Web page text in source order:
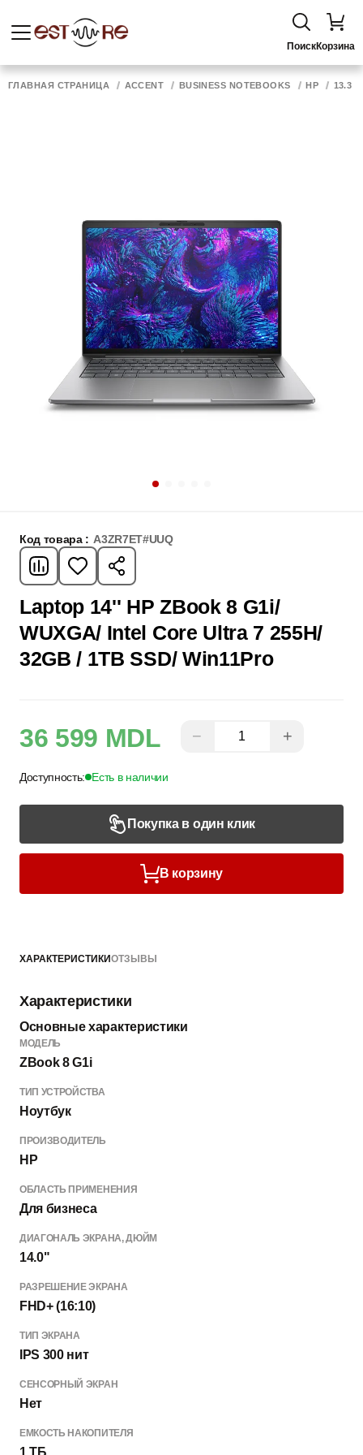
ПоискКорзина
ГЛАВНАЯ СТРАНИЦА ACCENT BUSINESS NOTEBOOKS HP 13.3 -
Код товара : A3ZR7ET#UUQ
Laptop 14'' HP ZBook 8 G1i/
WUXGA/ Intel Core Ultra 7 255H/
32GB / 1TB SSD/ Win11Pro
36 599 MDL − +
Доступность: Есть в наличии
Покупка в один клик
В корзину
ХАРАКТЕРИСТИКИОТЗЫВЫ
Характеристики
Основные характеристики
МОДЕЛЬ
ZBook 8 G1i
ТИП УСТРОЙСТВА
Ноутбук
ПРОИЗВОДИТЕЛЬ
HP
ОБЛАСТЬ ПРИМЕНЕНИЯ
Для бизнеса
ДИАГОНАЛЬ ЭКРАНА, ДЮЙМ
14.0"
РАЗРЕШЕНИЕ ЭКРАНА
FHD+ (16:10)
ТИП ЭКРАНА
IPS 300 нит
СЕНСОРНЫЙ ЭКРАН
Нет
ЕМКОСТЬ НАКОПИТЕЛЯ
1 ТБ